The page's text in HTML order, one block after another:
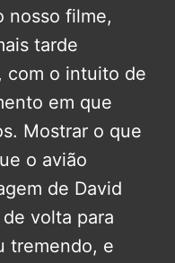
nosso filme,
tarde
com o intuito de
em que
Mostrar o que
o avião
de David
volta para
tremendo, e